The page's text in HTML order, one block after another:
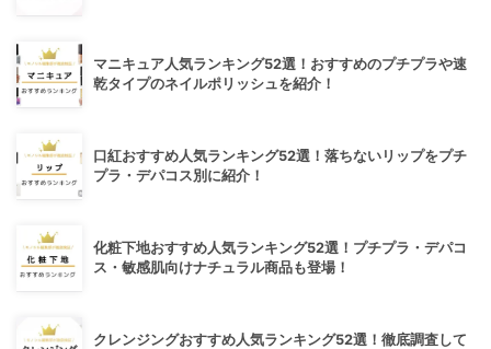
マニキュア人気ランキング52選！おすすめのプチプラや速
乾タイプのネイルポリッシュを紹介！
口紅おすすめ人気ランキング52選！落ちないリップをプチ
プラ・デパコス別に紹介！
化粧下地おすすめ人気ランキング52選！プチプラ・デパコ
ス・敏感肌向けナチュラル商品も登場！
クレンジングおすすめ人気ランキング52選！徹底調査して